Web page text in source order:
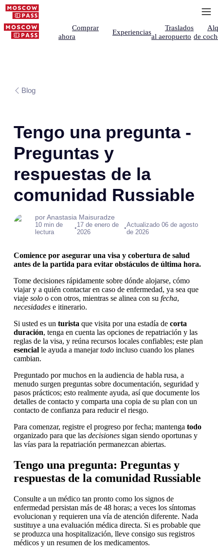
Comprar
ahora
Experiencias
Traslados
al aeropuerto de
Blog
Tengo una pregunta -
Preguntas y
respuestas de la
comunidad Russiable
por Anastasia Maisuradze
10 min de
lectura
•17 de enero de
2026
•Actualizado 06 de agosto
de 2026
Comience por asegurar una visa y cobertura de salud
antes de la partida para evitar obstáculos de última hora.
Tome decisiones rápidamente sobre dónde alojarse, cómo
viajar y a quién contactar en caso de enfermedad, ya sea que
viaje solo o con otros, mientras se alinea con su fecha,
necesidades e itinerario.
Si usted es un turista que visita por una estadía de corta
duración, tenga en cuenta las opciones de repatriación y las
reglas de la visa, y reúna recursos locales confiables; este plan
esencial le ayuda a manejartodo incluso cuando los planes
cambian.
Preguntado por muchos en la audiencia de habla rusa, a
menudo surgen preguntas sobre documentación, seguridad y
pasos prácticos; esto realmente ayuda, así que documente los
detalles de contacto y comparta una copia de su plan con un
contacto de confianza para reducir el riesgo.
Para comenzar, registre el progreso por fecha; mantenga todo
organizado para que las decisiones sigan siendo oportunas y
las vías para la repatriación permanezcan abiertas.
Tengo una pregunta: Preguntas y
respuestas de la comunidad Russiable
Consulte a un médico tan pronto como los signos de
enfermedad persistan más de 48 horas; a veces los síntomas
evolucionan y requieren una vía de atención diferente. Nada
sustituye a una evaluación médica directa. Si es probable que
se produzca una hospitalización, lleve consigo sus registros
médicos y un resumen de los medicamentos.